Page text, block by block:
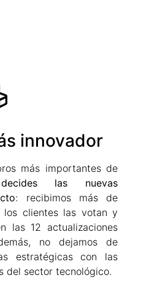
innovador
más importantes de
las nuevas
: recibimos más de
los clientes las votan y
las 12 actualizaciones
no dejamos de
estratégicas con las
del sector tecnológico.